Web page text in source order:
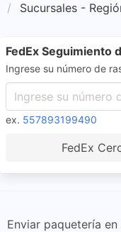
Sucursales -
FedEx Seguimiento
Ingrese su número de
ex. 557893199490
FedEx
Enviar paquetería en